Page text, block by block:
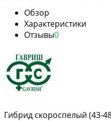
Обзор
Характеристики
Отзывы0
Гибрид скороспелый (43-